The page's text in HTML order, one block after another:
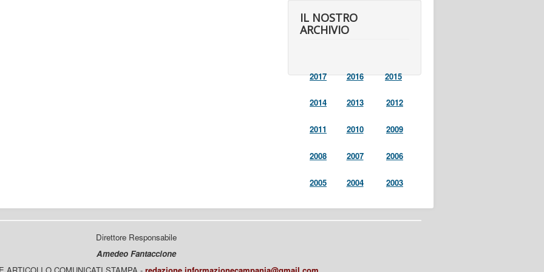
IL NOSTRO
ARCHIVIO
2017 2016 2015
2014 2013 2012
2011 2010 2009
2008 2007 2006
2005 2004 2003
Direttore Responsabile
Amedeo Fantaccione